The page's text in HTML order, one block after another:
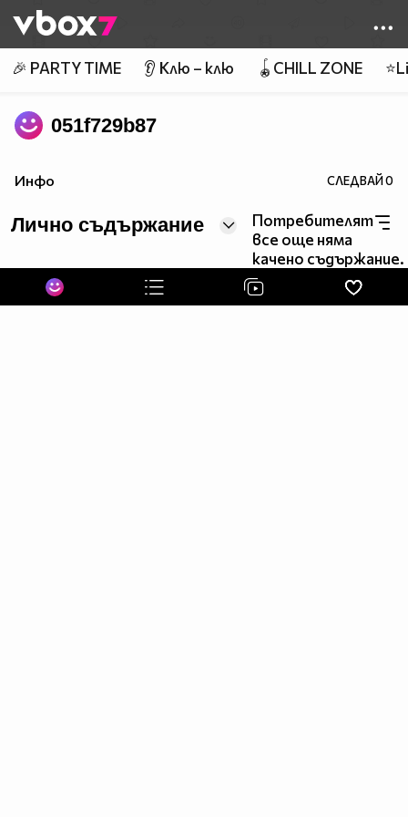
👾
🎉 PARTY TIME 👂 Клю – клю 🪀CHILL ZONE
051f729b87
Инфо СЛЕДВАЙ0
Лично съдържание
Потребителят
все още няма
качено съдържание.